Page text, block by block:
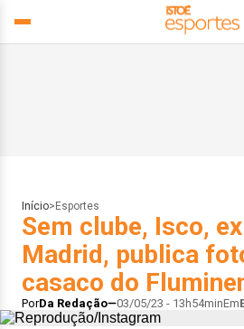
Início> Esportes
Sem clube, Isco,
Madrid, publica
casaco do
PorDa Redação 03/05/23 - 13h54minEm